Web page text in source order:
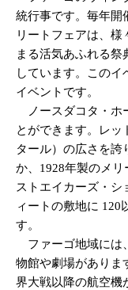
統行事です。毎年開
リートフェアは、
まる活気あふれる
しています。この
イベントです。
ノースダコタ・ホ
とができます。レッ
タール）の広さを誇
か、1928年製のメ
ストエイカーズ・シ
ィートの敷地に 120
す。
ファーゴ地域には
物館や劇場がありま
界大戦以降の航空機